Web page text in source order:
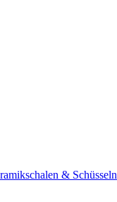
& Schüsseln